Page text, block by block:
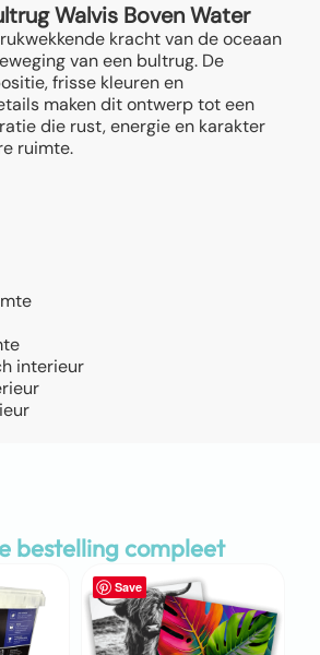
Walvis Boven Water
kracht van de oceaan
van een bultrug. De
frisse kleuren en
maken dit ontwerp tot een
die rust, energie en karakter
ruimte.
interieur
bestelling compleet
Save